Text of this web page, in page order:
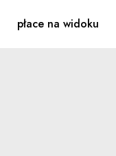
płace na widoku